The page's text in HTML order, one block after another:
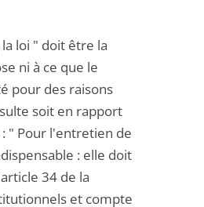
loi " doit être la
ni à ce que le
pour des raisons
soit en rapport
" Pour l'entretien de
: elle doit
34 de la
et compte